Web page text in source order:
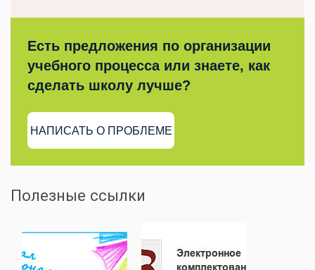
Есть предложения по организации
учебного процесса или знаете, как
сделать школу лучше?
НАПИСАТЬ О ПРОБЛЕМЕ
Полезные ссылки